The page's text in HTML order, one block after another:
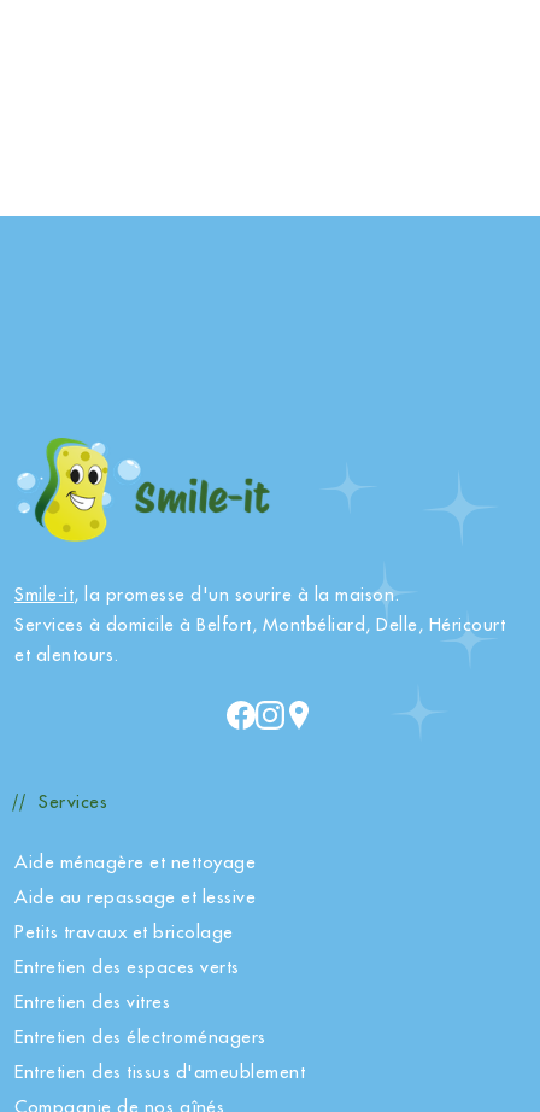
Smile-it, la promesse d'un sourire à la maison.
Services à domicile à Belfort, Montbéliard, Delle, Héricourt
et alentours.
Services
Aide ménagère et nettoyage
Aide au repassage et lessive
Petits travaux et bricolage
Entretien des espaces verts
Entretien des vitres
Entretien des électroménagers
Entretien des tissus d'ameublement
Compagnie de nos aînés